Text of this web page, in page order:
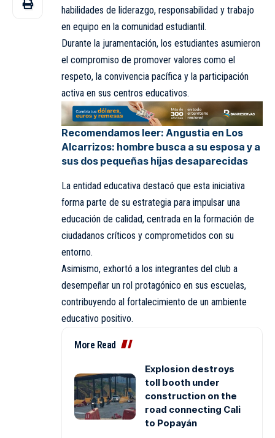
habilidades de liderazgo, responsabilidad y trabajo
en equipo en la comunidad estudiantil.
Durante la juramentación, los estudiantes asumieron
el compromiso de promover valores como el
respeto, la convivencia pacífica y la participación
activa en sus centros educativos.
Recomendamos leer: Angustia en Los
Alcarrizos: hombre busca a su esposa y a
sus dos pequeñas hijas desaparecidas
La entidad educativa destacó que esta iniciativa
forma parte de su estrategia para impulsar una
educación de calidad, centrada en la formación de
ciudadanos críticos y comprometidos con su
entorno.
Asimismo, exhortó a los integrantes del club a
desempeñar un rol protagónico en sus escuelas,
contribuyendo al fortalecimiento de un ambiente
educativo positivo.
More Read
Explosion destroys
toll booth under
construction on the
road connecting Cali
to Popayán